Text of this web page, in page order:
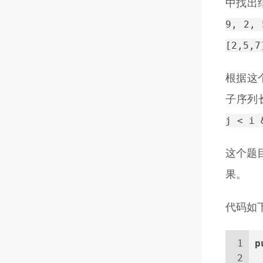
中找出
9, 2,
根据这
子序列
j < i
这个题
果。
代码如
1
2